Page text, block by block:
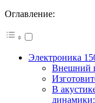
Оглавление:
Электроника
Внешний
В
динамики: